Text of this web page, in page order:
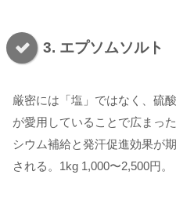
3. エプソムソルト
厳密には「塩」ではなく、硫
が愛用していることで広まっ
シウム補給と発汗促進効果が
される。1kg 1,000〜2,500円。